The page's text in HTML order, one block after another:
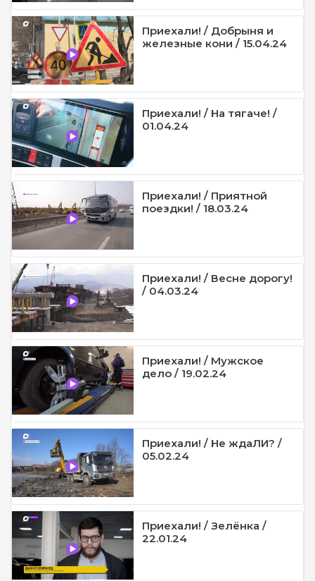
Приехали! / Добрыня и
железные кони / 15.04.24
Приехали! / На тягаче! /
01.04.24
Приехали! / Приятной
поездки! / 18.03.24
Приехали! / Весне дорогу!
/ 04.03.24
Приехали! / Мужское
дело / 19.02.24
Приехали! / Не ждаЛИ? /
05.02.24
Приехали! / Зелёнка /
22.01.24